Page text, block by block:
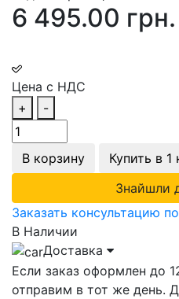
6 495.00 грн.
Цена с НДС
+
-
В корзину
Купить в 1
Знайшли
Заказать консультацию
В Наличии
Доставка
Если заказ оформлен до
отправим в тот же день.